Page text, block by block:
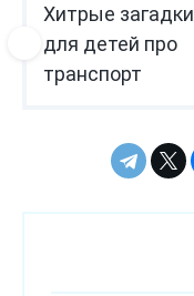
Хитрые загадки
для детей про
транспорт